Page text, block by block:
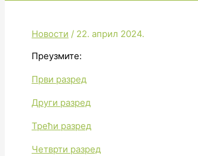
Новости / 22. април 2024.
Преузмите:
Први разред
Други разред
Трећи разред
Четврти разред